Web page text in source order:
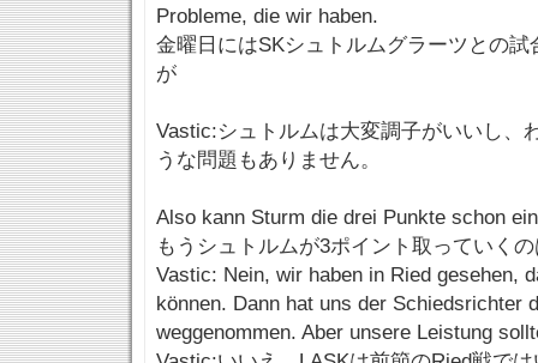
Probleme, die wir haben.
金曜日にはSKシュトルムグラーツとの
が
Vastic:シュトルムは大変調子がいいし、
うな問題もありません。
Also kann Sturm die drei Punkte schon
もうシュトルムが3ポイント取っていく
Vastic: Nein, wir haben in Ried gesehen,
können. Dann hat uns der Schiedsrichter
weggenommen. Aber unsere Leistung